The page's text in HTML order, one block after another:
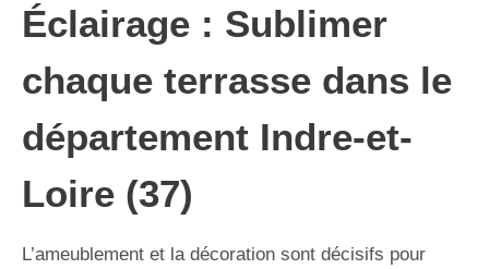
Éclairage : Sublimer
chaque terrasse dans le
département Indre-et-
Loire (37)
L’ameublement et la décoration sont décisifs pour